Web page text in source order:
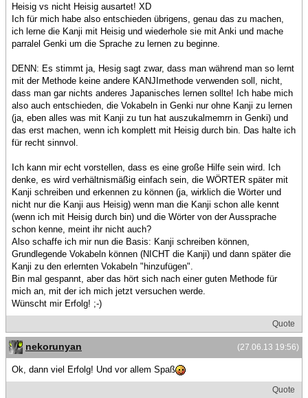
Heisig vs nicht Heisig ausartet! XD
Ich für mich habe also entschieden übrigens, genau das zu machen,
ich lerne die Kanji mit Heisig und wiederhole sie mit Anki und mache
parralel Genki um die Sprache zu lernen zu beginne.
DENN: Es stimmt ja, Hesig sagt zwar, dass man während man so lernt
mit der Methode keine andere KANJImethode verwenden soll, nicht,
dass man gar nichts anderes Japanisches lernen sollte! Ich habe mich
also auch entschieden, die Vokabeln in Genki nur ohne Kanji zu lernen
(ja, eben alles was mit Kanji zu tun hat auszukalmemrn in Genki) und
das erst machen, wenn ich komplett mit Heisig durch bin. Das halte ich
für recht sinnvol.
Ich kann mir echt vorstellen, dass es eine große Hilfe sein wird. Ich
denke, es wird verhältnismäßig einfach sein, die WÖRTER später mit
Kanji schreiben und erkennen zu können (ja, wirklich die Wörter und
nicht nur die Kanji aus Heisig) wenn man die Kanji schon alle kennt
(wenn ich mit Heisig durch bin) und die Wörter von der Aussprache
schon kenne, meint ihr nicht auch?
Also schaffe ich mir nun die Basis: Kanji schreiben können,
Grundlegende Vokabeln können (NICHT die Kanji) und dann später die
Kanji zu den erlernten Vokabeln "hinzufügen".
Bin mal gespannt, aber das hört sich nach einer guten Methode für
mich an, mit der ich mich jetzt versuchen werde.
Wünscht mir Erfolg! ;-)
Quote
(27.06.13 19:56)
nekorunyan
Ok, dann viel Erfolg! Und vor allem Spaß
Quote